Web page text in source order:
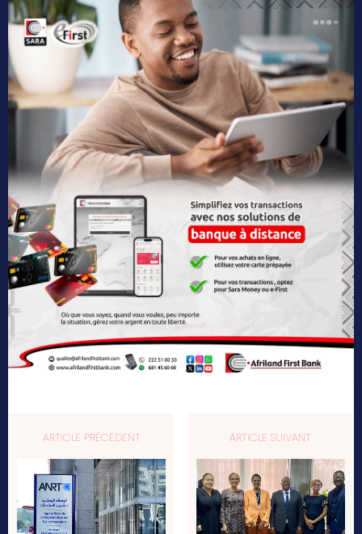
ARTICLE PRÉCÉDENT ARTICLE SUIVANT